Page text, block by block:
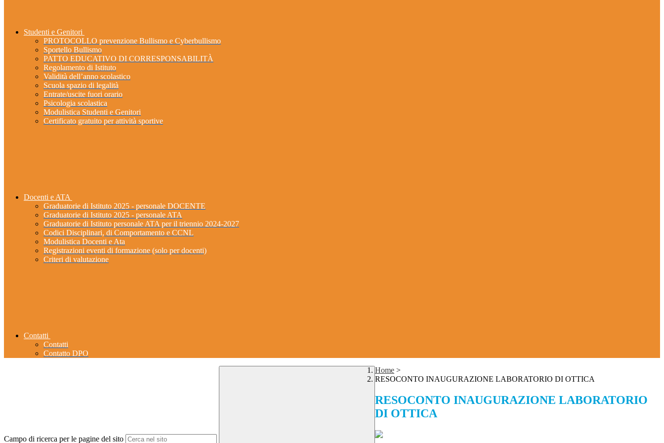
Studenti e Genitori
PROTOCOLLO prevenzione Bullismo e Cyberbullismo
Sportello Bullismo
PATTO EDUCATIVO DI CORRESPONSABILITÀ
Regolamento di Istituto
Validità dell’anno scolastico
Scuola spazio di legalità
Entrate/uscite fuori orario
Psicologia scolastica
Modulistica Studenti e Genitori
Certificato gratuito per attività sportive
Docenti e ATA
Graduatorie di Istituto 2025 - personale DOCENTE
Graduatorie di Istituto 2025 - personale ATA
Graduatorie di Istituto personale ATA per il triennio 2024-2027
Codici Disciplinari, di Comportamento e CCNL
Modulistica Docenti e Ata
Registrazioni eventi di formazione (solo per docenti)
Criteri di valutazione
Contatti
Contatti
Contatto DPO
Campo di ricerca per le pagine del sito
Home >
RESOCONTO INAUGURAZIONE LABORATORIO DI OTTICA
RESOCONTO INAUGURAZIONE LABORATORIO
DI OTTICA